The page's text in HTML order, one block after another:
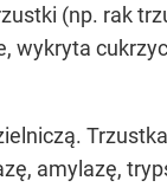
(np. rak
wykryta
amylazę,